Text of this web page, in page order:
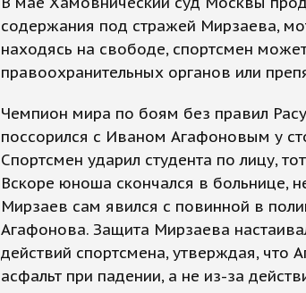
содержания под стражей Мирзаева,
находясь на свободе, спортсмен
правоохранительных органов или
Чемпион мира по боям без правил
поссорился с Иваном Агафоновым у
Спортсмен ударил студента по лицу,
Вскоре юноша скончался в больнице,
Мирзаев сам явился с повинной в
Агафонова. Защита Мирзаева
действий спортсмена, утверждая, что
асфальт при падении, а не из-за